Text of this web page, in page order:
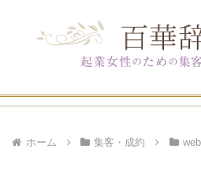
ホーム 集客・成約